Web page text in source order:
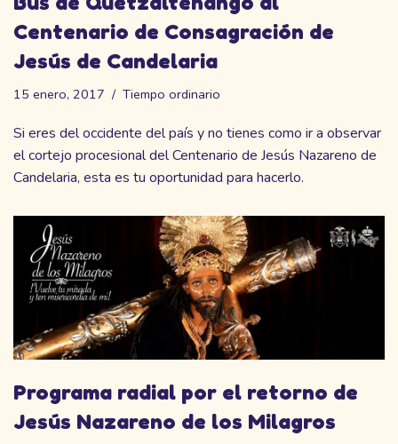
Centenario de Consagración de
Jesús de Candelaria
15 enero, 2017 Tiempo ordinario
Si eres del occidente del país y no tienes como ir a observar
el cortejo procesional del Centenario de Jesús Nazareno de
Candelaria, esta es tu oportunidad para hacerlo.
Programa radial por el retorno de
Jesús Nazareno de los Milagros